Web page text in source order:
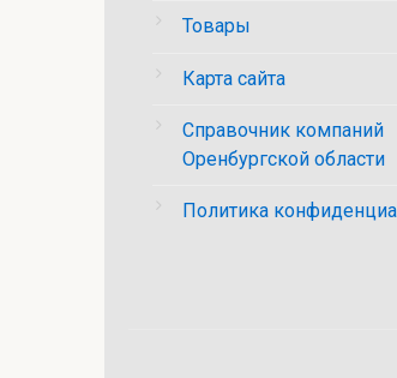
Товары
Карта сайта
Справочник компаний
Оренбургской области
Политика